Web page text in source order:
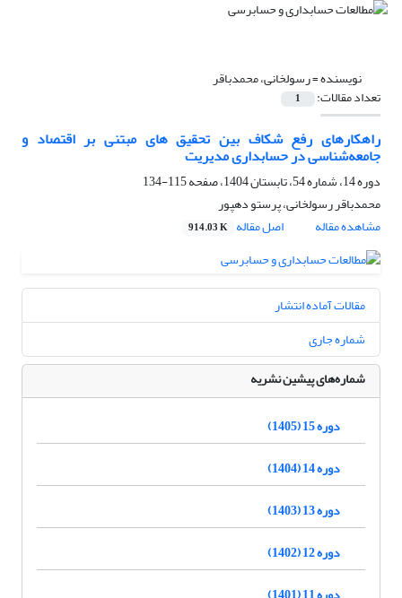
نویسنده =رسولخانی، محمدباقر
تعداد مقالات: 1
راهکارهای رفع شکاف بین تحقیق‌ های مبتنی بر اقتصاد و
جامعه‌شناسی در حسابداری مدیریت
دوره 14، شماره 54، تابستان 1404، صفحه
115-134
محمدباقر رسولخانی، پرستو دهپور
مشاهده مقاله
اصل مقاله 914.03 K
مقالات آماده انتشار
شماره جاری
شماره‌های پیشین نشریه
دوره 15 (1405)
دوره 14 (1404)
دوره 13 (1403)
دوره 12 (1402)